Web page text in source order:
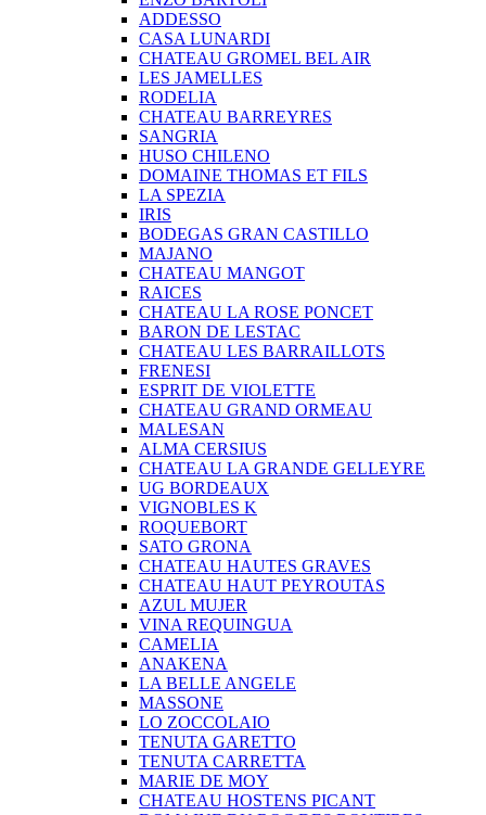
ADDESSO
CASA LUNARDI
CHATEAU GROMEL BEL AIR
LES JAMELLES
RODELIA
CHATEAU BARREYRES
SANGRIA
HUSO CHILENO
DOMAINE THOMAS ET FILS
LA SPEZIA
IRIS
BODEGAS GRAN CASTILLO
MAJANO
CHATEAU MANGOT
RAICES
CHATEAU LA ROSE PONCET
BARON DE LESTAC
CHATEAU LES BARRAILLOTS
FRENESI
ESPRIT DE VIOLETTE
CHATEAU GRAND ORMEAU
MALESAN
ALMA CERSIUS
CHATEAU LA GRANDE GELLEYRE
UG BORDEAUX
VIGNOBLES K
ROQUEBORT
SATO GRONA
CHATEAU HAUTES GRAVES
CHATEAU HAUT PEYROUTAS
AZUL MUJER
VINA REQUINGUA
CAMELIA
ANAKENA
LA BELLE ANGELE
MASSONE
LO ZOCCOLAIO
TENUTA GARETTO
TENUTA CARRETTA
MARIE DE MOY
CHATEAU HOSTENS PICANT